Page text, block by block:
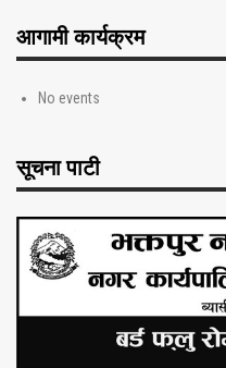
आगामी कार्यक्रम
No events
सूचना पाटी